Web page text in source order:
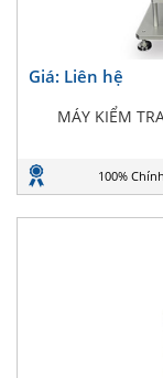
Giá: Liên hệ
MÁY KIỂM
100%